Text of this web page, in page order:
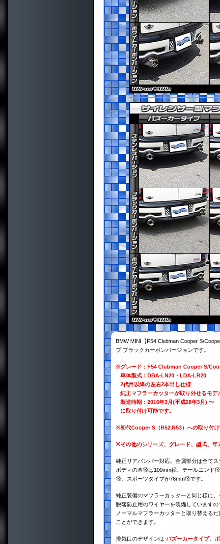
BMW MINI【F54 Clubman Cooper S/
プ ブラックカーボンバージョンです。
※グレード：F54 Clubman Cooper S/
車体型式：DBA-LN20・LDA-LR20
2代目以降の左右2本出し仕様
純正マフラーカッターが取り外せるモデ
製造時期：2016年3月(平成28年3月) 〜
に取り付け可能です。
※初代Cooper S（R52,R53）への取り付
※その他のシリーズ、グレード、型式、
純正リアバンパー対応。金属部分は全て
ボディの直径は100mm径、テールエンド
径、スポーツタイプが76mm径です。
純正装備のマフラーカッターと同じ様に
脱落防止用のワイヤーを装備しています
ノーマルマフラーカッターと取り替える
ことができます。
排気口のデザインは バズーカータイプ、